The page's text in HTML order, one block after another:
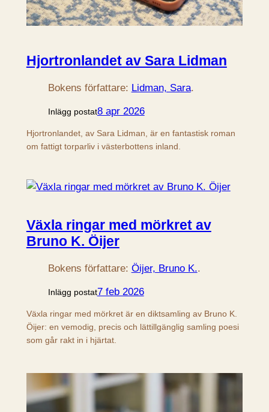
Hjortronlandet av Sara Lidman
Bokens författare: Lidman, Sara.
Inlägg postat8 apr 2026
Hjortronlandet, av Sara Lidman, är en fantastisk roman
om fattigt torparliv i västerbottens inland.
Växla ringar med mörkret av
Bruno K. Öijer
Bokens författare: Öijer, Bruno K..
Inlägg postat7 feb 2026
Växla ringar med mörkret är en diktsamling av Bruno K.
Öijer: en vemodig, precis och lättillgänglig samling poesi
som går rakt in i hjärtat.